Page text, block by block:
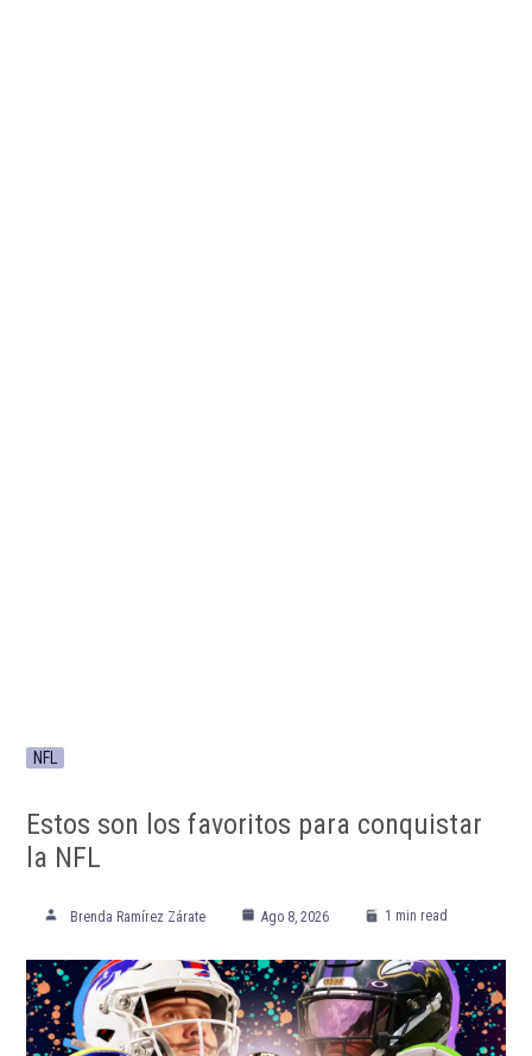
NFL
Estos son los favoritos para conquistar
la NFL
Brenda Ramírez Zárate Ago 8, 2026 1 min read